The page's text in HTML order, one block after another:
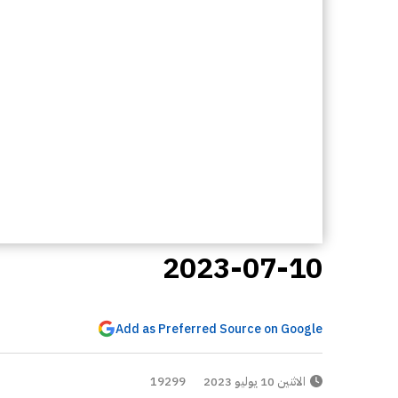
2023-07-10
Add as Preferred Source on Google
الاثنين 10 يوليو 2023 19299